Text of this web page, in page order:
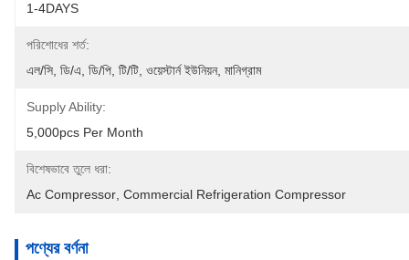
1-4DAYS
পরিশোধের শর্ত:
এল/সি, ডি/এ, ডি/পি, টি/টি, ওয়েস্টার্ন ইউনিয়ন, মানিগ্রাম
Supply Ability:
5,000pcs Per Month
বিশেষভাবে তুলে ধরা:
Ac Compressor Commercial Refrigeration Compressor
পণ্যের বর্ণনা